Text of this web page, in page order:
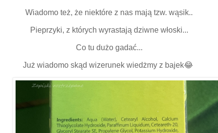
Wiadomo też, że niektóre z nas mają tzw. wąsik..
Pieprzyki, z których wyrastają dziwne włoski...
Co tu dużo gadać...
Już wiadomo skąd wizerunek wiedżmy z bajek😂